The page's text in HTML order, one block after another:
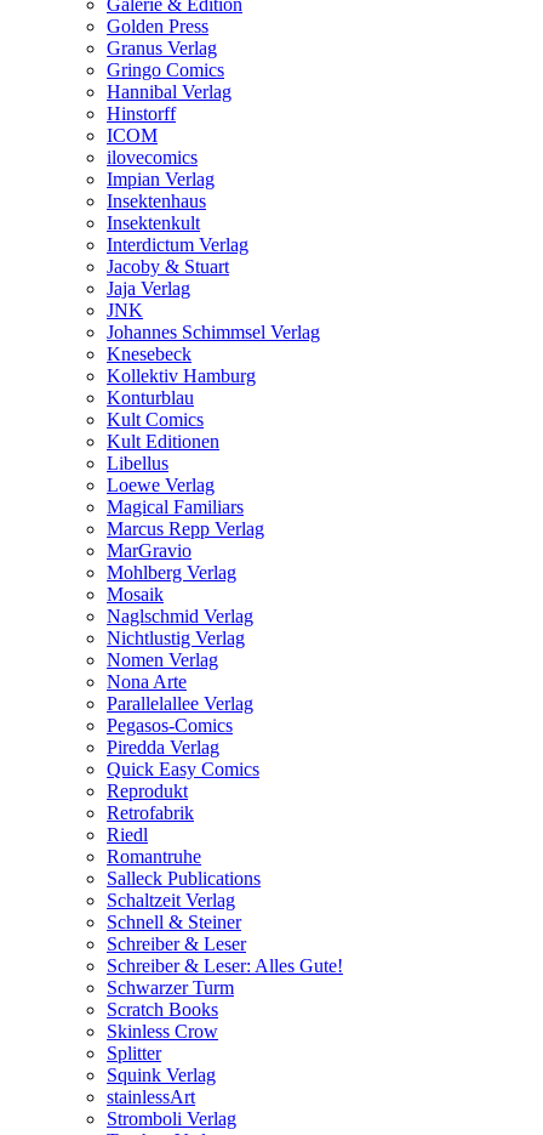
Galerie & Edition
Golden Press
Granus Verlag
Gringo Comics
Hannibal Verlag
Hinstorff
ICOM
ilovecomics
Impian Verlag
Insektenhaus
Insektenkult
Interdictum Verlag
Jacoby & Stuart
Jaja Verlag
JNK
Johannes Schimmsel Verlag
Knesebeck
Kollektiv Hamburg
Konturblau
Kult Comics
Kult Editionen
Libellus
Loewe Verlag
Magical Familiars
Marcus Repp Verlag
MarGravio
Mohlberg Verlag
Mosaik
Naglschmid Verlag
Nichtlustig Verlag
Nomen Verlag
Nona Arte
Parallelallee Verlag
Pegasos-Comics
Piredda Verlag
Quick Easy Comics
Reprodukt
Retrofabrik
Riedl
Romantruhe
Salleck Publications
Schaltzeit Verlag
Schnell & Steiner
Schreiber & Leser
Schreiber & Leser: Alles Gute!
Schwarzer Turm
Scratch Books
Skinless Crow
Splitter
Squink Verlag
stainlessArt
Stromboli Verlag